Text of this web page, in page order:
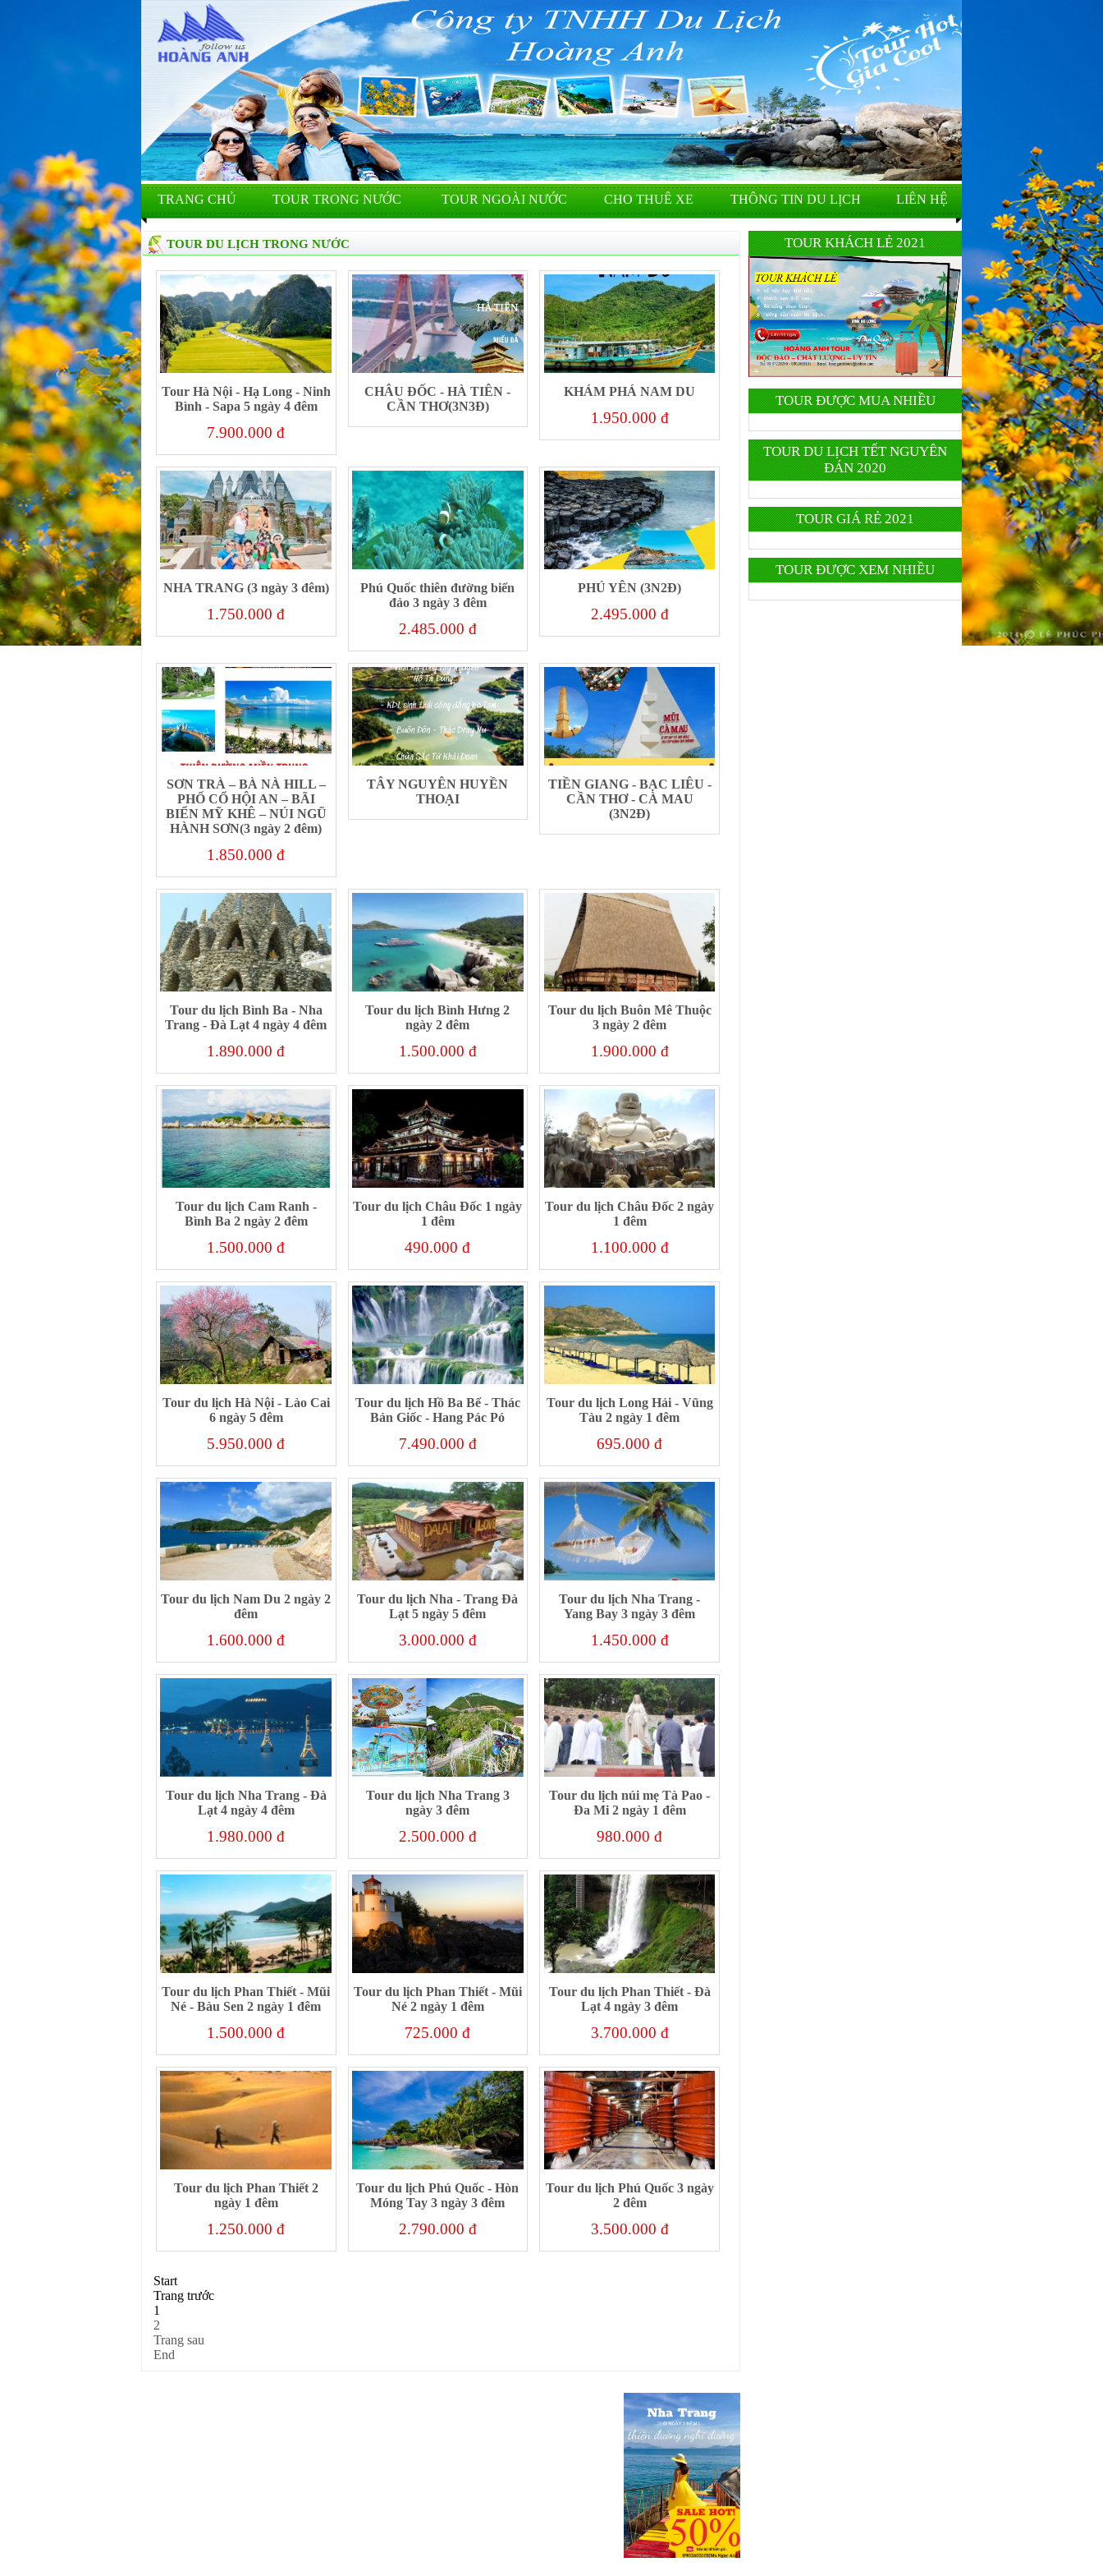
TRANG CHỦ TOUR TRONG NƯỚC TOUR NGOÀI NƯỚC CHO THUÊ XE THÔNG TIN DU LỊCH LIÊN HỆ
TOUR KHÁCH LẺ 2021
TOUR ĐƯỢC MUA NHIỀU
TOUR DU LỊCH TẾT NGUYÊN
ĐÁN 2020
TOUR GIÁ RẺ 2021
TOUR ĐƯỢC XEM NHIỀU
TOUR DU LỊCH TRONG NƯỚC
Tour Hà Nội - Hạ Long - Ninh
Bình - Sapa 5 ngày 4 đêm
7.900.000 đ
CHÂU ĐỐC - HÀ TIÊN -
CẦN THƠ(3N3Đ)
KHÁM PHÁ NAM DU
1.950.000 đ
NHA TRANG (3 ngày 3 đêm)
1.750.000 đ
Phú Quốc thiên đường biển
đảo 3 ngày 3 đêm
2.485.000 đ
PHÚ YÊN (3N2Đ)
2.495.000 đ
SƠN TRÀ – BÀ NÀ HILL –
PHỐ CỔ HỘI AN – BÃI
BIỂN MỸ KHÊ – NÚI NGŨ
HÀNH SƠN(3 ngày 2 đêm)
1.850.000 đ
TÂY NGUYÊN HUYỀN
THOẠI
TIỀN GIANG - BẠC LIÊU -
CẦN THƠ - CÀ MAU
(3N2Đ)
Tour du lịch Bình Ba - Nha
Trang - Đà Lạt 4 ngày 4 đêm
1.890.000 đ
Tour du lịch Bình Hưng 2
ngày 2 đêm
1.500.000 đ
Tour du lịch Buôn Mê Thuộc
3 ngày 2 đêm
1.900.000 đ
Tour du lịch Cam Ranh -
Bình Ba 2 ngày 2 đêm
1.500.000 đ
Tour du lịch Châu Đốc 1 ngày
1 đêm
490.000 đ
Tour du lịch Châu Đốc 2 ngày
1 đêm
1.100.000 đ
Tour du lịch Hà Nội - Lào Cai
6 ngày 5 đêm
5.950.000 đ
Tour du lịch Hồ Ba Bể - Thác
Bản Giốc - Hang Pác Pó
7.490.000 đ
Tour du lịch Long Hải - Vũng
Tàu 2 ngày 1 đêm
695.000 đ
Tour du lịch Nam Du 2 ngày 2
đêm
1.600.000 đ
Tour du lịch Nha - Trang Đà
Lạt 5 ngày 5 đêm
3.000.000 đ
Tour du lịch Nha Trang -
Yang Bay 3 ngày 3 đêm
1.450.000 đ
Tour du lịch Nha Trang - Đà
Lạt 4 ngày 4 đêm
1.980.000 đ
Tour du lịch Nha Trang 3
ngày 3 đêm
2.500.000 đ
Tour du lịch núi mẹ Tà Pao -
Đa Mi 2 ngày 1 đêm
980.000 đ
Tour du lịch Phan Thiết - Mũi
Né - Bàu Sen 2 ngày 1 đêm
1.500.000 đ
Tour du lịch Phan Thiết - Mũi
Né 2 ngày 1 đêm
725.000 đ
Tour du lịch Phan Thiết - Đà
Lạt 4 ngày 3 đêm
3.700.000 đ
Tour du lịch Phan Thiết 2
ngày 1 đêm
1.250.000 đ
Tour du lịch Phú Quốc - Hòn
Móng Tay 3 ngày 3 đêm
2.790.000 đ
Tour du lịch Phú Quốc 3 ngày
2 đêm
3.500.000 đ
Start
Trang trước
1
2
Trang sau
End